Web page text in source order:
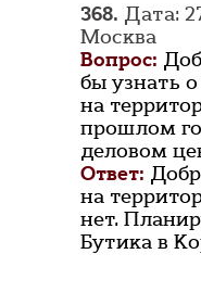
368. Дата:
Москва
Вопрос:
бы узнать
на
прошлом
деловом
Ответ:
на
нет.
Бутика в